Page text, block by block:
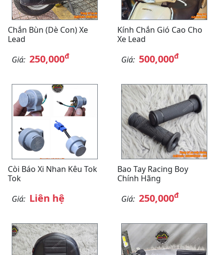
Chắn Bùn (Dè Con) Xe
Lead
Giá: 250,000đ
Kính Chắn Gió Cao Cho
Xe Lead
Giá: 500,000đ
Còi Báo Xi Nhan Kêu Tok
Tok
Giá: Liên hệ
Bao Tay Racing Boy
Chính Hãng
Giá: 250,000đ